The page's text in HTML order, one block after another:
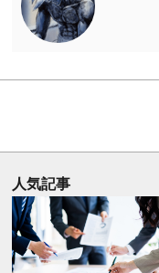
人気記事